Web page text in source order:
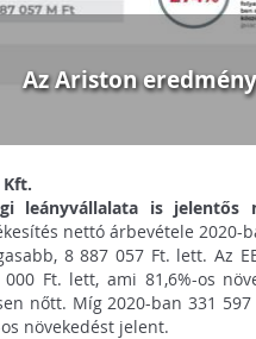
Az Ariston
leányvállalata is jelentős
nettó árbevétele 2020-
8 887 057 Ft. lett. Az
Ft. lett, ami 81,6%-os
nőtt. Míg 2020-ban 331
növekedést jelent.